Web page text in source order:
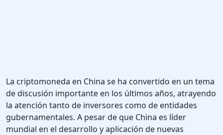
La criptomoneda en China se ha convertido en un tema
de discusión importante en los últimos años, atrayendo
la atención tanto de inversores como de entidades
gubernamentales. A pesar de que China es líder
mundial en el desarrollo y aplicación de nuevas